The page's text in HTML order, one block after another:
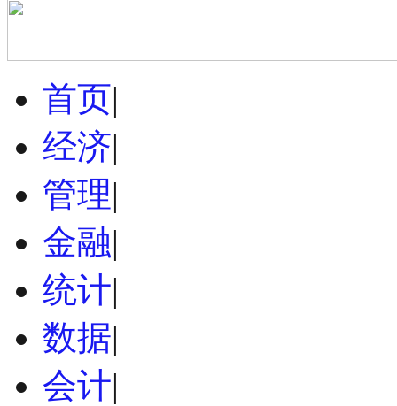
首页|
经济|
管理|
金融|
统计|
数据|
会计|